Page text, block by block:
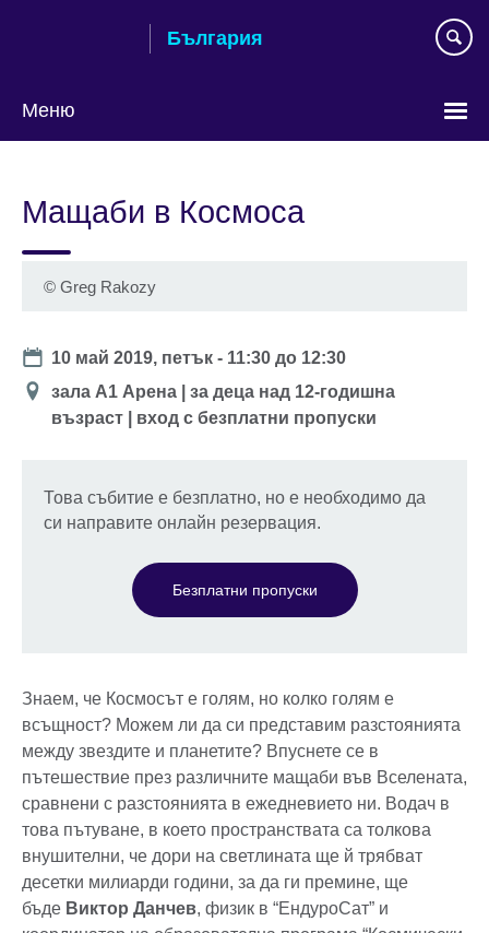
България
Меню
Мащаби в Космоса
© Greg Rakozy
Date
10 май 2019, петък - 11:30 до 12:30
Location
зала А1 Арена | за деца над 12-годишна
възраст | вход с безплатни пропуски
Това събитие е безплатно, но е необходимо да
си направите онлайн резервация.
Безплатни пропуски
Знаем, че Космосът е голям, но колко голям е
всъщност? Можем ли да си представим разстоянията
между звездите и планетите? Впуснете се в
пътешествие през различните мащаби във Вселената,
сравнени с разстоянията в ежедневието ни. Водач в
това пътуване, в което пространствата са толкова
внушителни, че дори на светлината ще й трябват
десетки милиарди години, за да ги премине, ще
бъде Виктор Данчев, физик в “ЕндуроСат” и